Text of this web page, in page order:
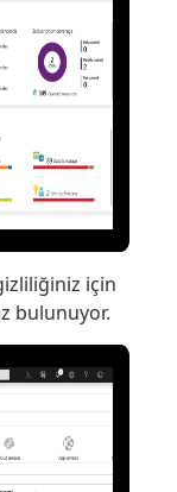
için
bulunuyor.